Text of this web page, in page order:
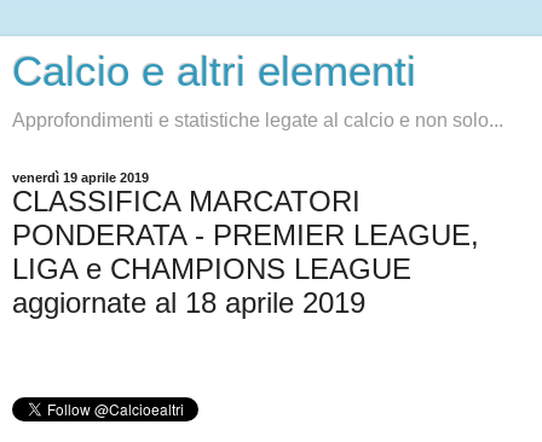
Calcio e altri elementi
Approfondimenti e statistiche legate al calcio e non solo...
venerdì 19 aprile 2019
CLASSIFICA MARCATORI
PONDERATA - PREMIER LEAGUE,
LIGA e CHAMPIONS LEAGUE
aggiornate al 18 aprile 2019